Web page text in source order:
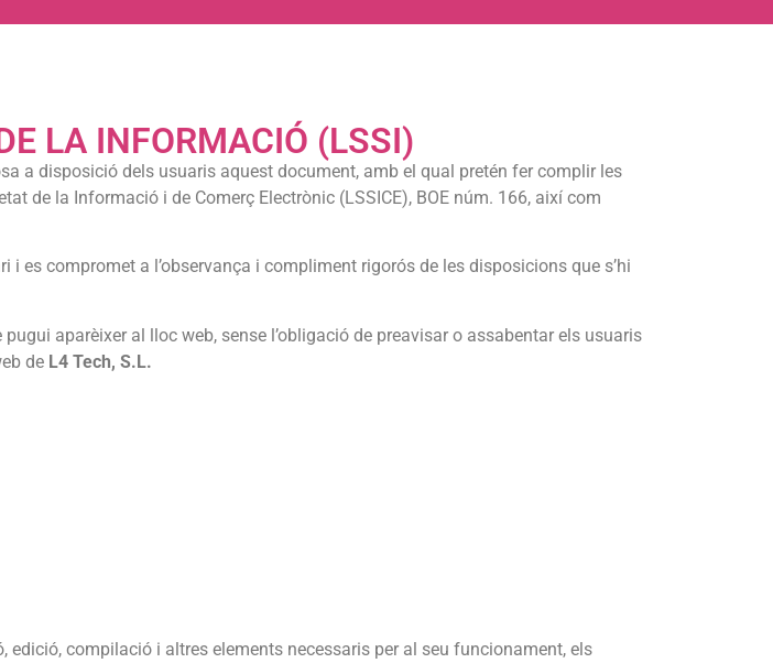
LA INFORMACIÓ (LSSI)
a disposició dels usuaris aquest document, amb el qual pretén fer complir les
de la Informació i de Comerç Electrònic (LSSICE), BOE núm. 166, així com
es compromet a l’observança i compliment rigorós de les disposicions que s’hi
aparèixer al lloc web, sense l’obligació de preavisar o assabentar els usuaris
de L4 Tech, S.L.
compilació i altres elements necessaris per al seu funcionament, els